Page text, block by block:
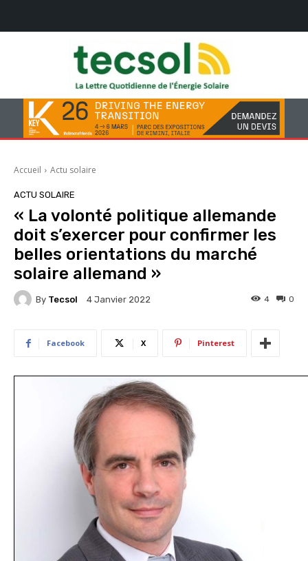
Accueil Actu solaire
ACTU SOLAIRE
« La volonté politique allemande
doit s’exercer pour confirmer les
belles orientations du marché
solaire allemand »
By Tecsol 4 Janvier 2022 0
4
Facebook X Pinterest